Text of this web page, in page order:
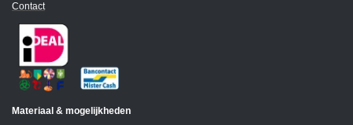
Contact
Materiaal & mogelijkheden